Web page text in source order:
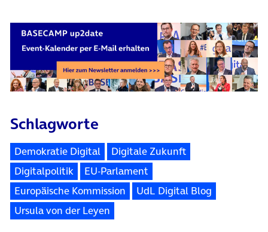
Schlagworte
Demokratie Digital
Digitale Zukunft
Digitalpolitik
EU-Parlament
Europäische Kommission
UdL Digital Blog
Ursula von der Leyen